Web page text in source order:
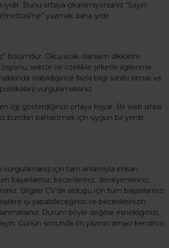
Bunu ortaya çıkaramıyorsanız “Sayın
yazmak daha iyidir.
bölümdür. Okuyacak olanların dikkatini
sektör ve özellikle şirketle ilgilenme
olabildiğince fazla bilgi sahibi olmalı ve
vurgulamalısınız.
ilgi gösterdiğinizi ortaya koyar. Bir web sitesi
bundan bahsetmek için uygun bir yerdir.
için tam anlamıyla imkan
becerileriniz, deneyimleriniz,
Bilgiler CV’de olduğu için tüm başarılarınızı
işi yapabileceğinizi ve becerilerinizin
Durum böyle değilse esnekliğinizi,
Günün sonunda ön yazının amacı kendinizi